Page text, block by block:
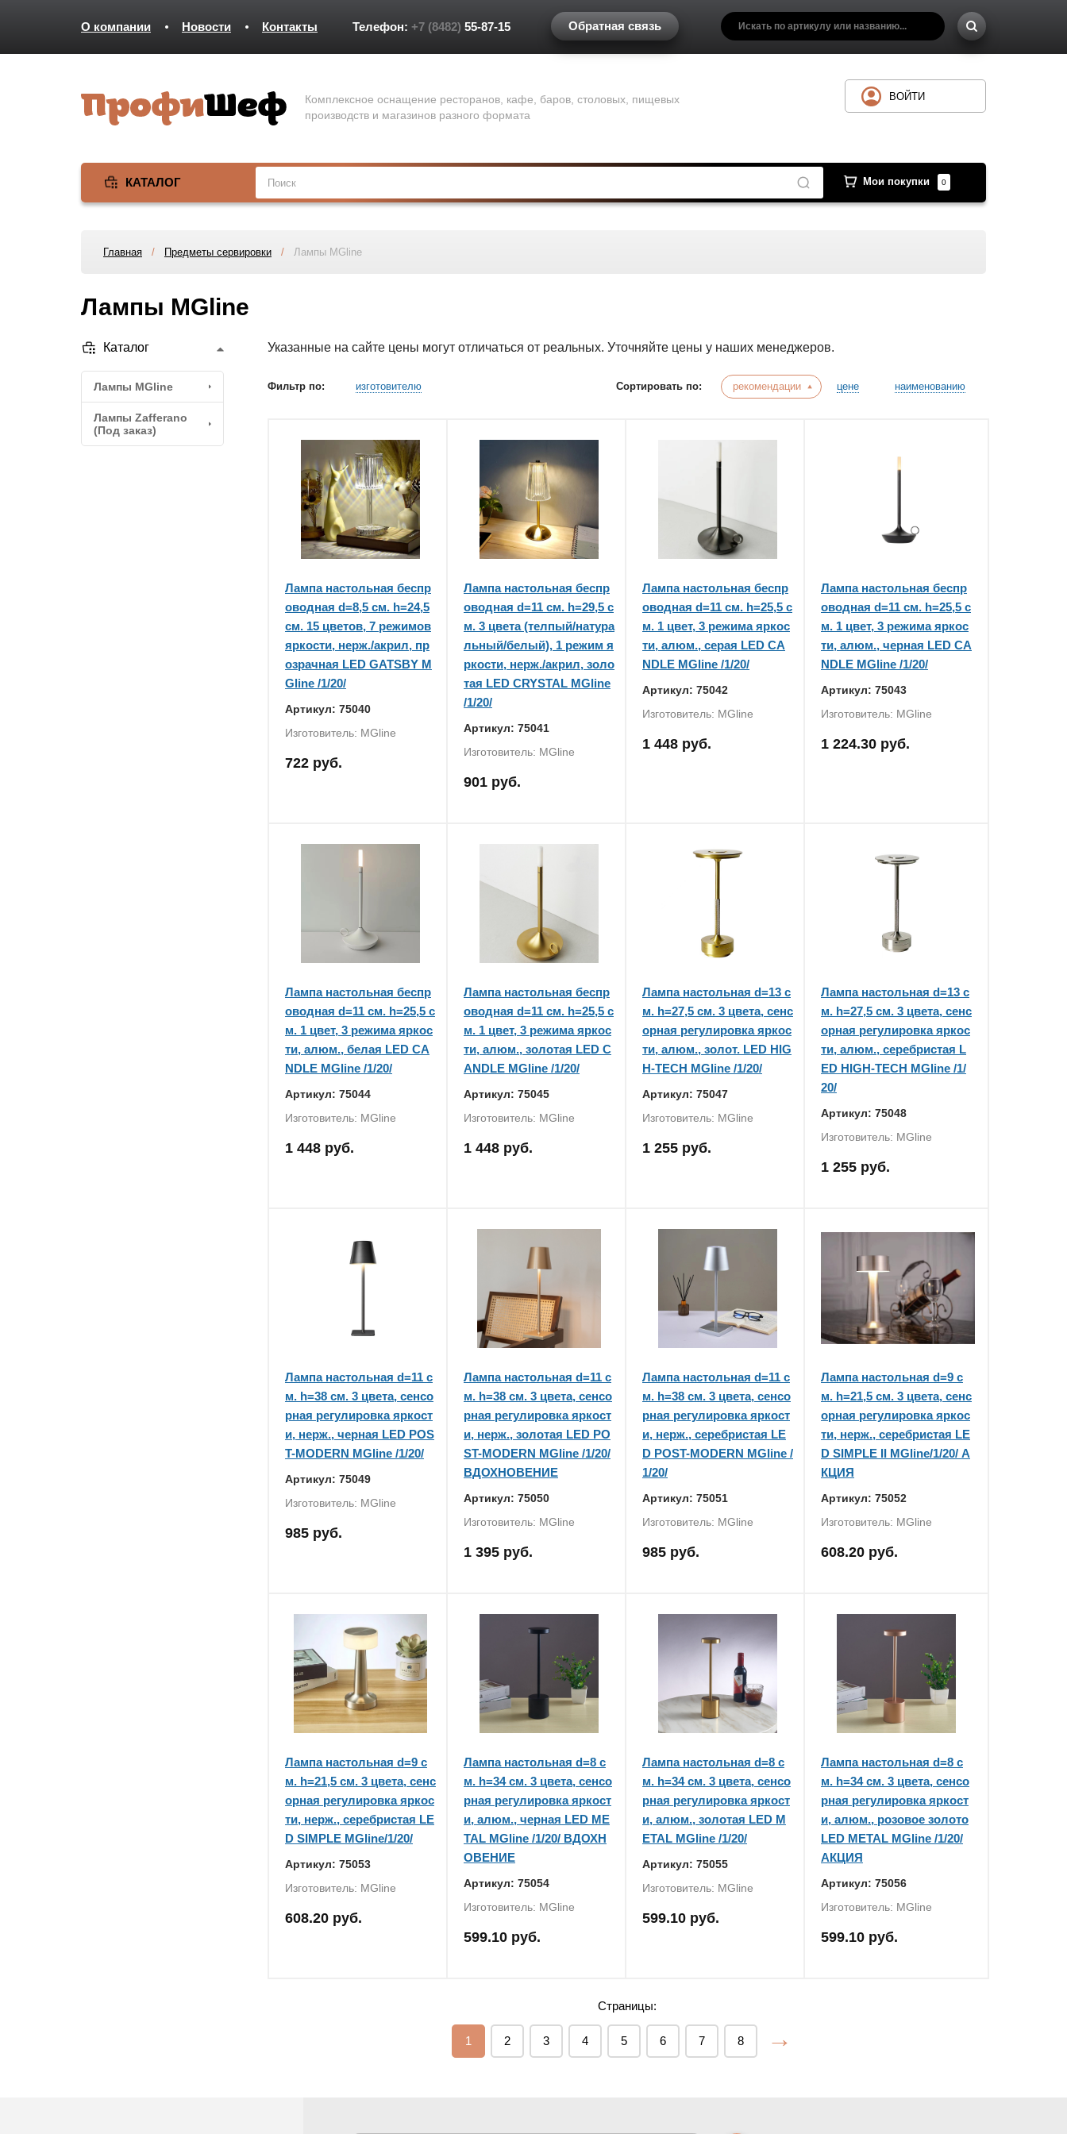
О компании Новости Контакты Телефон: +7 (8482) 55-87-15 Обратная связь
Комплексное оснащение ресторанов, кафе, баров, столовых, пищевых
производств и магазинов разного формата
КАТАЛОГ Мои покупки 0
ВОЙТИ
Главная / Предметы сервировки / Лампы MGline
Лампы MGline
Каталог
Лампы MGline
Лампы Zafferano
(Под заказ)
Указанные на сайте цены могут отличаться от реальных. Уточняйте цены у наших менеджеров.
Фильтр по: изготовителю Сортировать по: рекомендации цене наименованию
Лампа настольная беспр
оводная d=8,5 см. h=24,5
см. 15 цветов, 7 режимов
яркости, нерж./акрил, пр
озрачная LED GATSBY M
Gline /1/20/
Артикул: 75040
Изготовитель: MGline
722 руб.
Лампа настольная беспр
оводная d=11 см. h=29,5 с
м. 3 цвета (телпый/натура
льный/белый), 1 режим я
ркости, нерж./акрил, золо
тая LED CRYSTAL MGline
/1/20/
Артикул: 75041
Изготовитель: MGline
901 руб.
Лампа настольная беспр
оводная d=11 см. h=25,5 с
м. 1 цвет, 3 режима яркос
ти, алюм., серая LED CA
NDLE MGline /1/20/
Артикул: 75042
Изготовитель: MGline
1 448 руб.
Лампа настольная беспр
оводная d=11 см. h=25,5 с
м. 1 цвет, 3 режима яркос
ти, алюм., черная LED CA
NDLE MGline /1/20/
Артикул: 75043
Изготовитель: MGline
1 224.30 руб.
Лампа настольная беспр
оводная d=11 см. h=25,5 с
м. 1 цвет, 3 режима яркос
ти, алюм., белая LED CA
NDLE MGline /1/20/
Артикул: 75044
Изготовитель: MGline
1 448 руб.
Лампа настольная беспр
оводная d=11 см. h=25,5 с
м. 1 цвет, 3 режима яркос
ти, алюм., золотая LED C
ANDLE MGline /1/20/
Артикул: 75045
Изготовитель: MGline
1 448 руб.
Лампа настольная d=13 с
м. h=27,5 см. 3 цвета, сенс
орная регулировка яркос
ти, алюм., золот. LED HIG
H-TECH MGline /1/20/
Артикул: 75047
Изготовитель: MGline
1 255 руб.
Лампа настольная d=13 с
м. h=27,5 см. 3 цвета, сенс
орная регулировка яркос
ти, алюм., серебристая L
ED HIGH-TECH MGline /1/
20/
Артикул: 75048
Изготовитель: MGline
1 255 руб.
Лампа настольная d=11 с
м. h=38 см. 3 цвета, сенсо
рная регулировка яркост
и, нерж., черная LED POS
T-MODERN MGline /1/20/
Артикул: 75049
Изготовитель: MGline
985 руб.
Лампа настольная d=11 с
м. h=38 см. 3 цвета, сенсо
рная регулировка яркост
и, нерж., золотая LED PO
ST-MODERN MGline /1/20/
ВДОХНОВЕНИЕ
Артикул: 75050
Изготовитель: MGline
1 395 руб.
Лампа настольная d=11 с
м. h=38 см. 3 цвета, сенсо
рная регулировка яркост
и, нерж., серебристая LE
D POST-MODERN MGline /
1/20/
Артикул: 75051
Изготовитель: MGline
985 руб.
Лампа настольная d=9 с
м. h=21,5 см. 3 цвета, сенс
орная регулировка яркос
ти, нерж., серебристая LE
D SIMPLE II MGline/1/20/ А
КЦИЯ
Артикул: 75052
Изготовитель: MGline
608.20 руб.
Лампа настольная d=9 с
м. h=21,5 см. 3 цвета, сенс
орная регулировка яркос
ти, нерж., серебристая LE
D SIMPLE MGline/1/20/
Артикул: 75053
Изготовитель: MGline
608.20 руб.
Лампа настольная d=8 с
м. h=34 см. 3 цвета, сенсо
рная регулировка яркост
и, алюм., черная LED ME
TAL MGline /1/20/ ВДОХН
ОВЕНИЕ
Артикул: 75054
Изготовитель: MGline
599.10 руб.
Лампа настольная d=8 с
м. h=34 см. 3 цвета, сенсо
рная регулировка яркост
и, алюм., золотая LED M
ETAL MGline /1/20/
Артикул: 75055
Изготовитель: MGline
599.10 руб.
Лампа настольная d=8 с
м. h=34 см. 3 цвета, сенсо
рная регулировка яркост
и, алюм., розовое золото
LED METAL MGline /1/20/
АКЦИЯ
Артикул: 75056
Изготовитель: MGline
599.10 руб.
Страницы:
1 2 3 4 5 6 7 8 →